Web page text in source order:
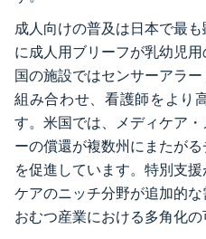
成人向けの普及は日本で最
に成人用ブリーフが乳幼児
国の施設ではセンサーアラ
組み合わせ、看護師をより
す。米国では、メディケア
ーの償還が複数州にまたが
を促進しています。特別支
ケアのニッチ分野が追加的
おむつ産業における多角化の